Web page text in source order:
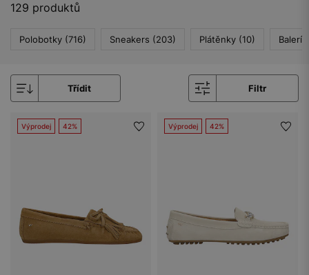
129 produktů
Polobotky (716) Sneakers (203) Plátěnky (10)
Třídit Filtr
Výprodej 42% Výprodej 42%